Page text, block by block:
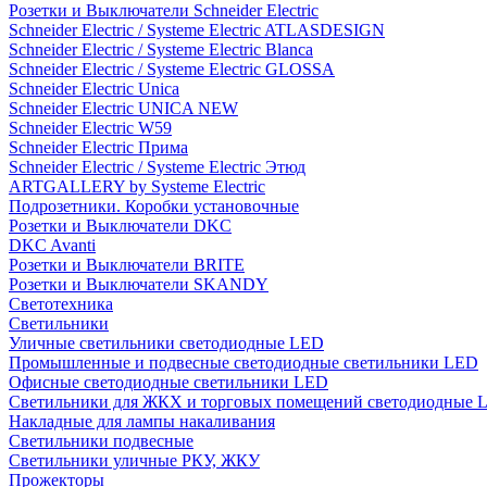
Розетки и Выключатели Schneider Electric
Schneider Electric / Systeme Electric ATLASDESIGN
Schneider Electric / Systeme Electric Blanca
Schneider Electric / Systeme Electric GLOSSA
Schneider Electric Unica
Schneider Electric UNICA NEW
Schneider Electric W59
Schneider Electric Прима
Schneider Electric / Systeme Electric Этюд
ARTGALLERY by Systeme Electric
Подрозетники. Коробки установочные
Розетки и Выключатели DKC
DKC Avanti
Розетки и Выключатели BRITE
Розетки и Выключатели SKANDY
Светотехника
Светильники
Уличные светильники светодиодные LED
Промышленные и подвесные светодиодные светильники LED
Офисные светодиодные светильники LED
Светильники для ЖКХ и торговых помещений светодиодные
Накладные для лампы накаливания
Светильники подвесные
Светильники уличные РКУ, ЖКУ
Прожекторы